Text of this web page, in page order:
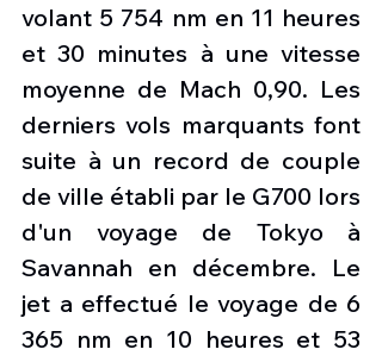
volant 5 754 nm en 11 heures
et 30 minutes à une vitesse
moyenne de Mach 0,90. Les
derniers vols marquants font
suite à un record de couple
de ville établi par le G700 lors
d'un voyage de Tokyo à
Savannah en décembre. Le
jet a effectué le voyage de 6
365 nm en 10 heures et 53